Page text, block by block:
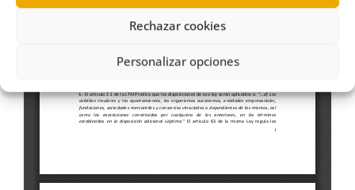
Rechazar cookies
Personalizar opciones